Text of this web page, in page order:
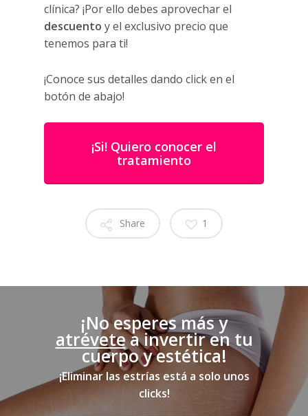
clínica? ¡Por ello debes aprovechar el
descuento y el exclusivo precio que
tenemos para ti!
¡Conoce sus detalles dando click en el
botón de abajo!
¡Si! Quiero conocer el
tratamiento
Share 1
¡No esperes más y
atrévetea invertir en tu
cuerpo y estética!
¡Eliminar las estrías está a solo unos
clicks!